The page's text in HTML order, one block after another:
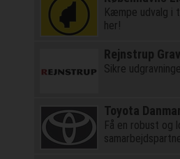
Kæmpe udvalg i
her!
Rejnstrup
Sikre
Toyota
Få en robust og